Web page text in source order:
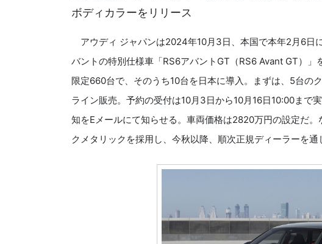
ボディカラーをリリース
アウディ ジャパンは2024年10月3日、本国で本年2月6日
バントの特別仕様車「RS6アバントGT（RS6 Avant GT）
限定660台で、そのうち10台を日本に導入。まずは、5台の
ライン販売。予約の受付は10月3日から10月16日10:00まで
知をEメールにて知らせる。車両価格は2820万円の設定だ
クメタリックを採用し、今秋以降、順次正規ディーラーを通